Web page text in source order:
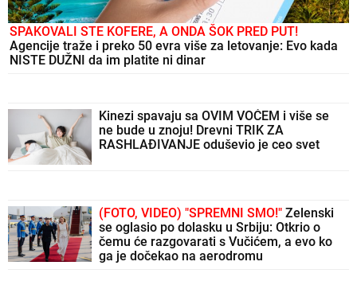
SPAKOVALI STE KOFERE, A ONDA ŠOK PRED PUT!
Agencije traže i preko 50 evra više za letovanje: Evo kada
NISTE DUŽNI da im platite ni dinar
Kinezi spavaju sa OVIM VOĆEM i više se
ne bude u znoju! Drevni TRIK ZA
RASHLAĐIVANJE oduševio je ceo svet
(FOTO, VIDEO) "SPREMNI SMO!" Zelenski
se oglasio po dolasku u Srbiju: Otkrio o
čemu će razgovarati s Vučićem, a evo ko
ga je dočekao na aerodromu